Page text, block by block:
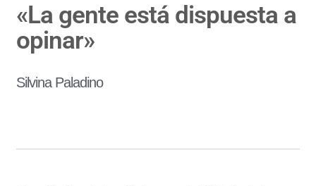
«La gente está dispuesta a
opinar»
Silvina Paladino